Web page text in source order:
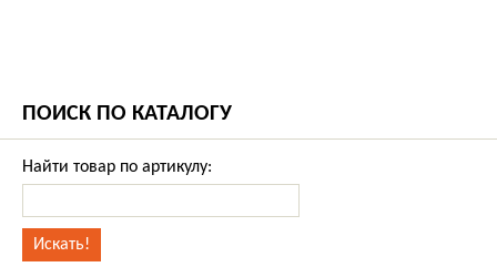
ПОИСК ПО КАТАЛОГУ
Найти товар по артикулу: